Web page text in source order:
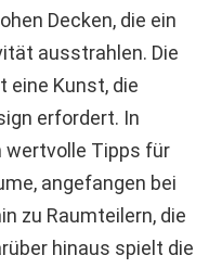
Decken, die ein
ausstrahlen. Die
eine Kunst, die
erfordert. In
wertvolle Tipps für
angefangen bei
zu Raumteilern, die
hinaus spielt die